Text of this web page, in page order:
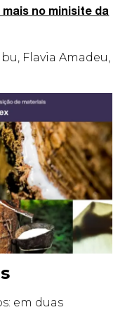
mais no minisite da
Flavia Amadeu,
em duas